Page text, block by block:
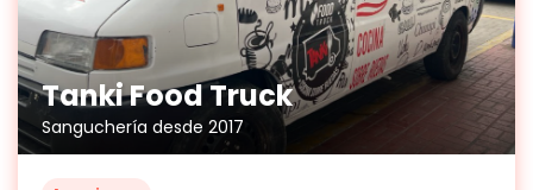
Tanki Food Truck
Sanguchería desde 2017